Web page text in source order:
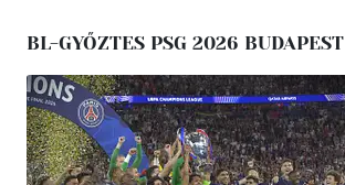
BL-GYŐZTES PSG 2026 BUDAPEST